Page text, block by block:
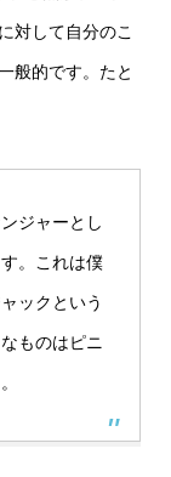
対して自分のこ
般的です。たと
ジャーとし
。これは僕
ックという
ものはピニ